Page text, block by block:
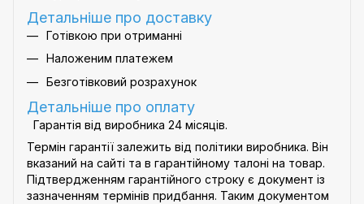
Детальніше про доставку
Готівкою при отриманні
Наложеним платежем
Безготівковий розрахунок
Детальніше про оплату
Гарантія від виробника 24 місяців.
Термін гарантії залежить від політики виробника. Він
вказаний на сайті та в гарантійному талоні на товар.
Підтвердженням гарантійного строку є документ із
зазначенням термінів придбання. Таким документом